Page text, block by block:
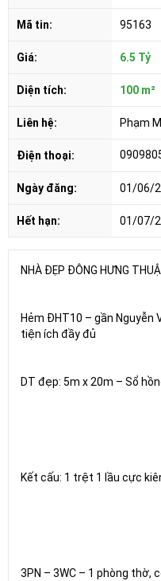
Mã tin: 95163
Giá: 6.5 Tỷ
Diện tích: 100 m²
Liên hệ: Phạm
Điện thoại:
Ngày đăng: 01/06/
Hết hạn: 01/07/
NHÀ ĐẸP ĐÔNG HƯNG
Hẻm ĐHT10 – gần Nguyễn
tiện ích đầy đủ
DT đẹp: 5m x 20m – Sổ
Kết cấu: 1 trệt 1 lầu cực
3PN – 3WC – 1 phòng thờ,